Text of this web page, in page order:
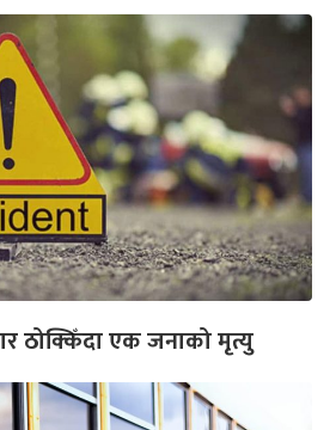
ठोक्किँदा एक जनाको मृत्यु